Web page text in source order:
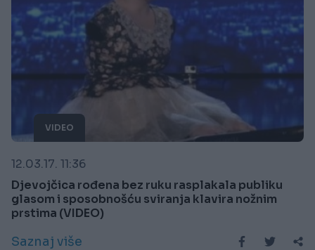
VIDEO
12.03.17. 11:36
Djevojčica rođena bez ruku rasplakala publiku
glasom i sposobnošću sviranja klavira nožnim
prstima (VIDEO)
Saznaj više